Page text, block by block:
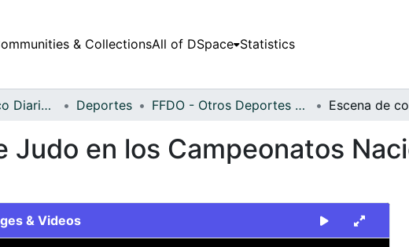
& CollectionsAll of DSpace Statistics
Fondo Fotográfico Diario Occidente Deportes FFDO - Otros Deportes - Patrimonial
Judo en los Campeonatos
& Videos